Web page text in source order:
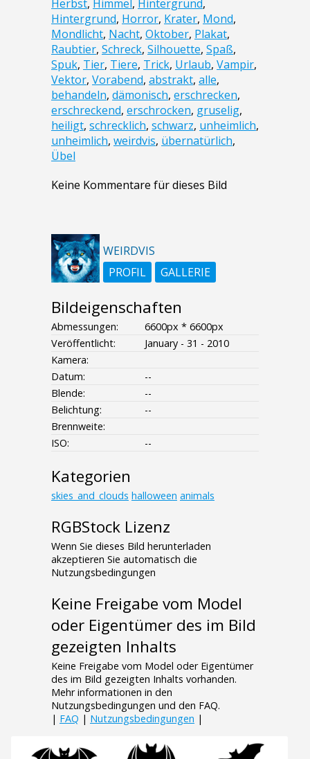
Herbst, Himmel , Hintergrund,
Hintergrund, Horror, Krater, Mond,
Mondlicht, Nacht, Oktober, Plakat,
Raubtier, Schreck, Silhouette, Spaß,
Spuk, Tier, Tiere, Trick, Urlaub, Vampir,
Vektor, Vorabend, abstrakt, alle,
behandeln, dämonisch, erschrecken,
erschreckend, erschrocken, gruselig,
heiligt, schrecklich, schwarz, unheimlich,
unheimlich, weirdvis, übernatürlich,
Übel
Keine Kommentare für dieses Bild
WEIRDVIS
PROFIL
GALLERIE
Bildeigenschaften
Abmessungen:
6600px * 6600px
Veröffentlicht:
January - 31 - 2010
Kamera:
Datum:
--
Blende:
--
Belichtung:
--
Brennweite:
ISO:
--
Kategorien
skies_and_clouds halloween animals
RGBStock Lizenz
Wenn Sie dieses Bild herunterladen
akzeptieren Sie automatisch die
Nutzungsbedingungen
Keine Freigabe vom Model
oder Eigentümer des im Bild
gezeigten Inhalts
Keine Freigabe vom Model oder Eigentümer
des im Bild gezeigten Inhalts vorhanden.
Mehr informationen in den
Nutzungsbedingungen und den FAQ.
| FAQ | Nutzungsbedingungen |